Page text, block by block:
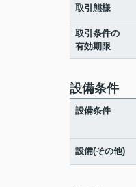
取引態様
取引条件の
有効期限
設備条件
設備条件
設備(その他)